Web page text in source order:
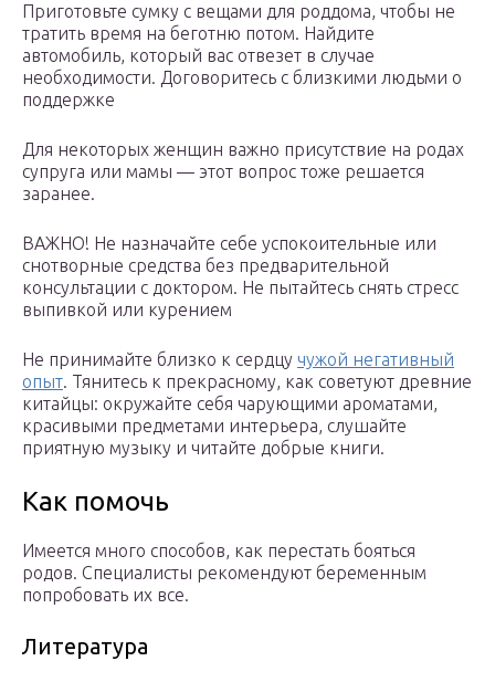
Приготовьте сумку с вещами для роддома, чтобы не
тратить время на беготню потом. Найдите
автомобиль, который вас отвезет в случае
необходимости. Договоритесь с близкими людьми о
поддержке
Для некоторых женщин важно присутствие на родах
супруга или мамы — этот вопрос тоже решается
заранее.
ВАЖНО! Не назначайте себе успокоительные или
снотворные средства без предварительной
консультации с доктором. Не пытайтесь снять стресс
выпивкой или курением
Не принимайте близко к сердцу чужой негативный
опыт. Тянитесь к прекрасному, как советуют древние
китайцы: окружайте себя чарующими ароматами,
красивыми предметами интерьера, слушайте
приятную музыку и читайте добрые книги.
Как помочь
Имеется много способов, как перестать бояться
родов. Специалисты рекомендуют беременным
попробовать их все.
Литература